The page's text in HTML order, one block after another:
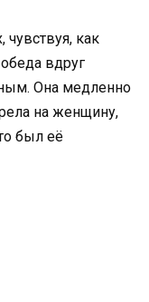
чувствуя, как
вдруг
Она медленно
на женщину,
был её